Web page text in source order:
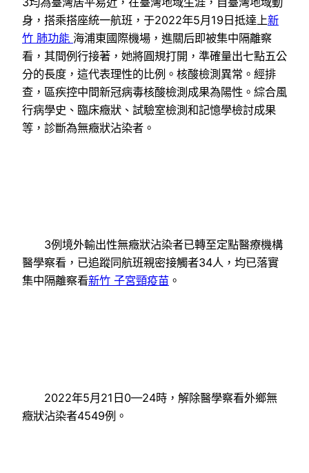
身，搭乘搭座統一航班，于2022年5月19日抵達上新
竹 肺功能 海浦東國際機場，進關后即被集中隔離察
看，其間例行接著，她將圓規打開，準確量出七點五公
分的長度，這代表理性的比例。核酸檢測異常。經排
查，區疾控中間新冠病毒核酸檢測成果為陽性。綜合風
行病學史、臨床癥狀、試驗室檢測和記憶學檢討成果
等，診斷為無癥狀沾染者。
3例境外輸出性無癥狀沾染者已轉至定點醫療機構
醫學察看，已追蹤同航班親密接觸者34人，均已落實
集中隔離察看新竹 子宮頸疫苗 。
2022年5月21日0—24時，解除醫學察看外鄉無
癥狀沾染者4549例。